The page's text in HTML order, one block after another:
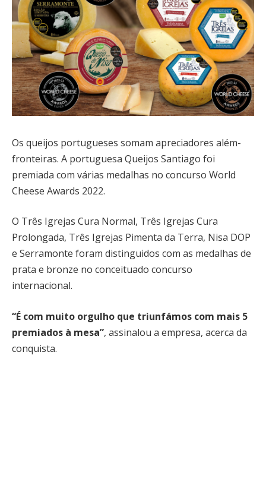
Os queijos portugueses somam apreciadores além-
fronteiras. A portuguesa Queijos Santiago foi
premiada com várias medalhas no concurso World
Cheese Awards 2022.
O Três Igrejas Cura Normal, Três Igrejas Cura
Prolongada, Três Igrejas Pimenta da Terra, Nisa DOP
e Serramonte foram distinguidos com as medalhas de
prata e bronze no conceituado concurso
internacional.
“É com muito orgulho que triunfámos com mais 5
premiados à mesa”, assinalou a empresa, acerca da
conquista.